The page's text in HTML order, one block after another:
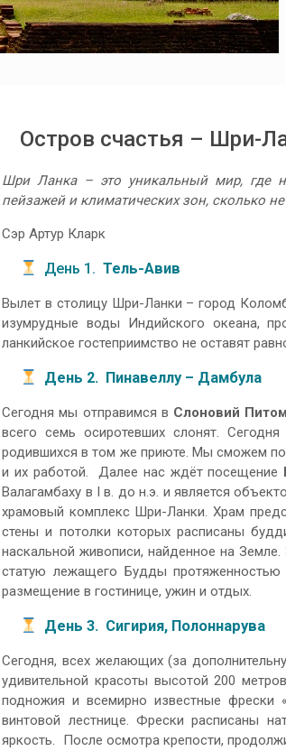
Остров счастья – Шри-
Шри Ланка – это уникальный мир, где
пейзажей и климатических зон, сколько
Сэр Артур Кларк
День 1. Тель-Авив
Вылет в столицу Шри-Ланки – город
изумрудные воды Индийского океана,
ланкийское гостеприимство не оставят
День 2. Пинавеллу – Дамбула
Сегодня мы отправимся в Слоновий
всего семь осиротевших слонят.
родившихся в том же приюте. Мы сможем
и их работой. Далее нас ждёт посещение
Валагамбаху в I в. до н.э. и является
храмовый комплекс Шри-Ланки. Храм
стены и потолки которых расписаны
наскальной живописи, найденное на
статую лежащего Будды
размещение в гостинице, ужин и отдых.
День 3. Сигирия, Полоннарува
Сегодня, всех желающих (за
удивительной красоты высотой 200
подножия и всемирно известные
винтовой лестнице. Фрески расписаны
яркость. После осмотра крепости,